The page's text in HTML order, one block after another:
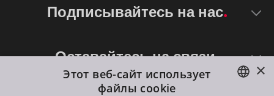
Подписывайтесь на нас
Оставайтесь на связи
×
Этот веб-сайт использует
файлы cookie